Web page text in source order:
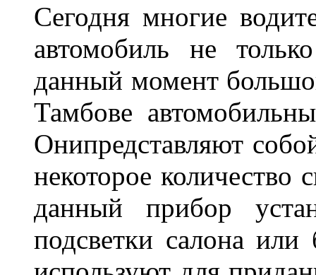
Сегодня многие
автомобиль не
данный момент
Тамбове
Онипредставляют
некоторое количество
данный прибор
подсветки салона